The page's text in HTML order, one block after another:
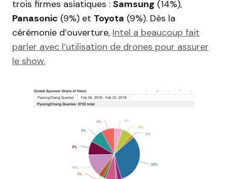
trois firmes asiatiques : Samsung (14%),
Panasonic (9%) et Toyota (9%). Dès la
cérémonie d’ouverture, Intel a beaucoup fait
parler avec l’utilisation de drones pour assurer
le show.